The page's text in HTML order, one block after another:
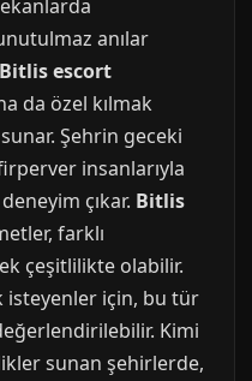
anılar
Bitlis escort
da özel kılmak
Şehrin geceki
insanlarıyla
çıkar. Bitlis
farklı
çeşitlilikte olabilir.
isteyenler için, bu tür
Kimi
sunan şehirlerde,